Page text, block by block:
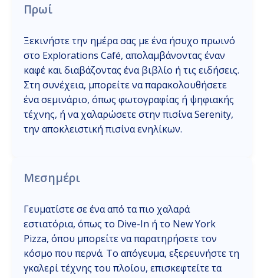
Πρωί
Ξεκινήστε την ημέρα σας με ένα ήσυχο πρωινό
στο Explorations Café, απολαμβάνοντας έναν
καφέ και διαβάζοντας ένα βιβλίο ή τις ειδήσεις.
Στη συνέχεια, μπορείτε να παρακολουθήσετε
ένα σεμινάριο, όπως φωτογραφίας ή ψηφιακής
τέχνης, ή να χαλαρώσετε στην πισίνα Serenity,
την αποκλειστική πισίνα ενηλίκων.
Μεσημέρι
Γευματίστε σε ένα από τα πιο χαλαρά
εστιατόρια, όπως το Dive-In ή το New York
Pizza, όπου μπορείτε να παρατηρήσετε τον
κόσμο που περνά. Το απόγευμα, εξερευνήστε τη
γκαλερί τέχνης του πλοίου, επισκεφτείτε τα